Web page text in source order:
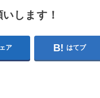
します！
ア はてブ